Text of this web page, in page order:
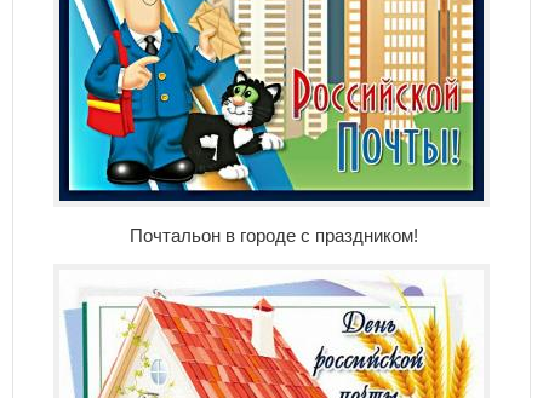
Почтальон в городе с праздником!